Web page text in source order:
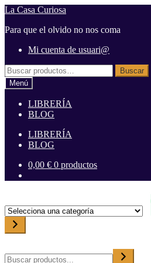
Ir
la
Ir
contenido
La Casa Curiosa
Para que el olvido no nos coma
Mi cuenta de usuari@
Buscar
por:
Buscar
Menú
LIBRERÍA
BLOG
LIBRERÍA
BLOG
0,00 € 0 productos
S
l
c
Buscar